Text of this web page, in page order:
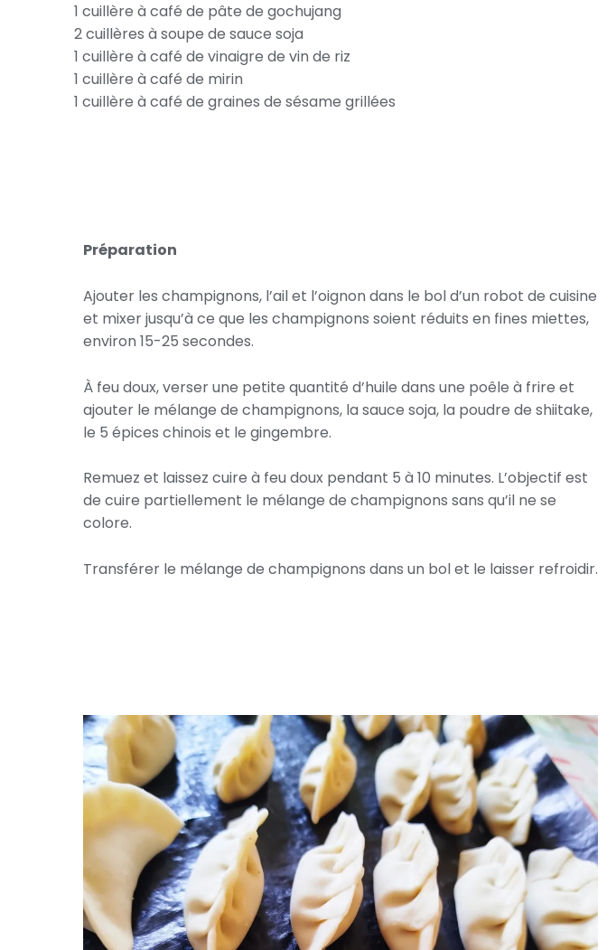
1 cuillère à café de pâte de gochujang
2 cuillères à soupe de sauce soja
1 cuillère à café de vinaigre de vin de riz
1 cuillère à café de mirin
1 cuillère à café de graines de sésame grillées
Préparation
Ajouter les champignons, l’ail et l’oignon dans le bol d’un robot de cuisine
et mixer jusqu’à ce que les champignons soient réduits en fines miettes,
environ 15-25 secondes.
À feu doux, verser une petite quantité d’huile dans une poêle à frire et
ajouter le mélange de champignons, la sauce soja, la poudre de shiitake,
le 5 épices chinois et le gingembre.
Remuez et laissez cuire à feu doux pendant 5 à 10 minutes. L’objectif est
de cuire partiellement le mélange de champignons sans qu’il ne se
colore.
Transférer le mélange de champignons dans un bol et le laisser refroidir.